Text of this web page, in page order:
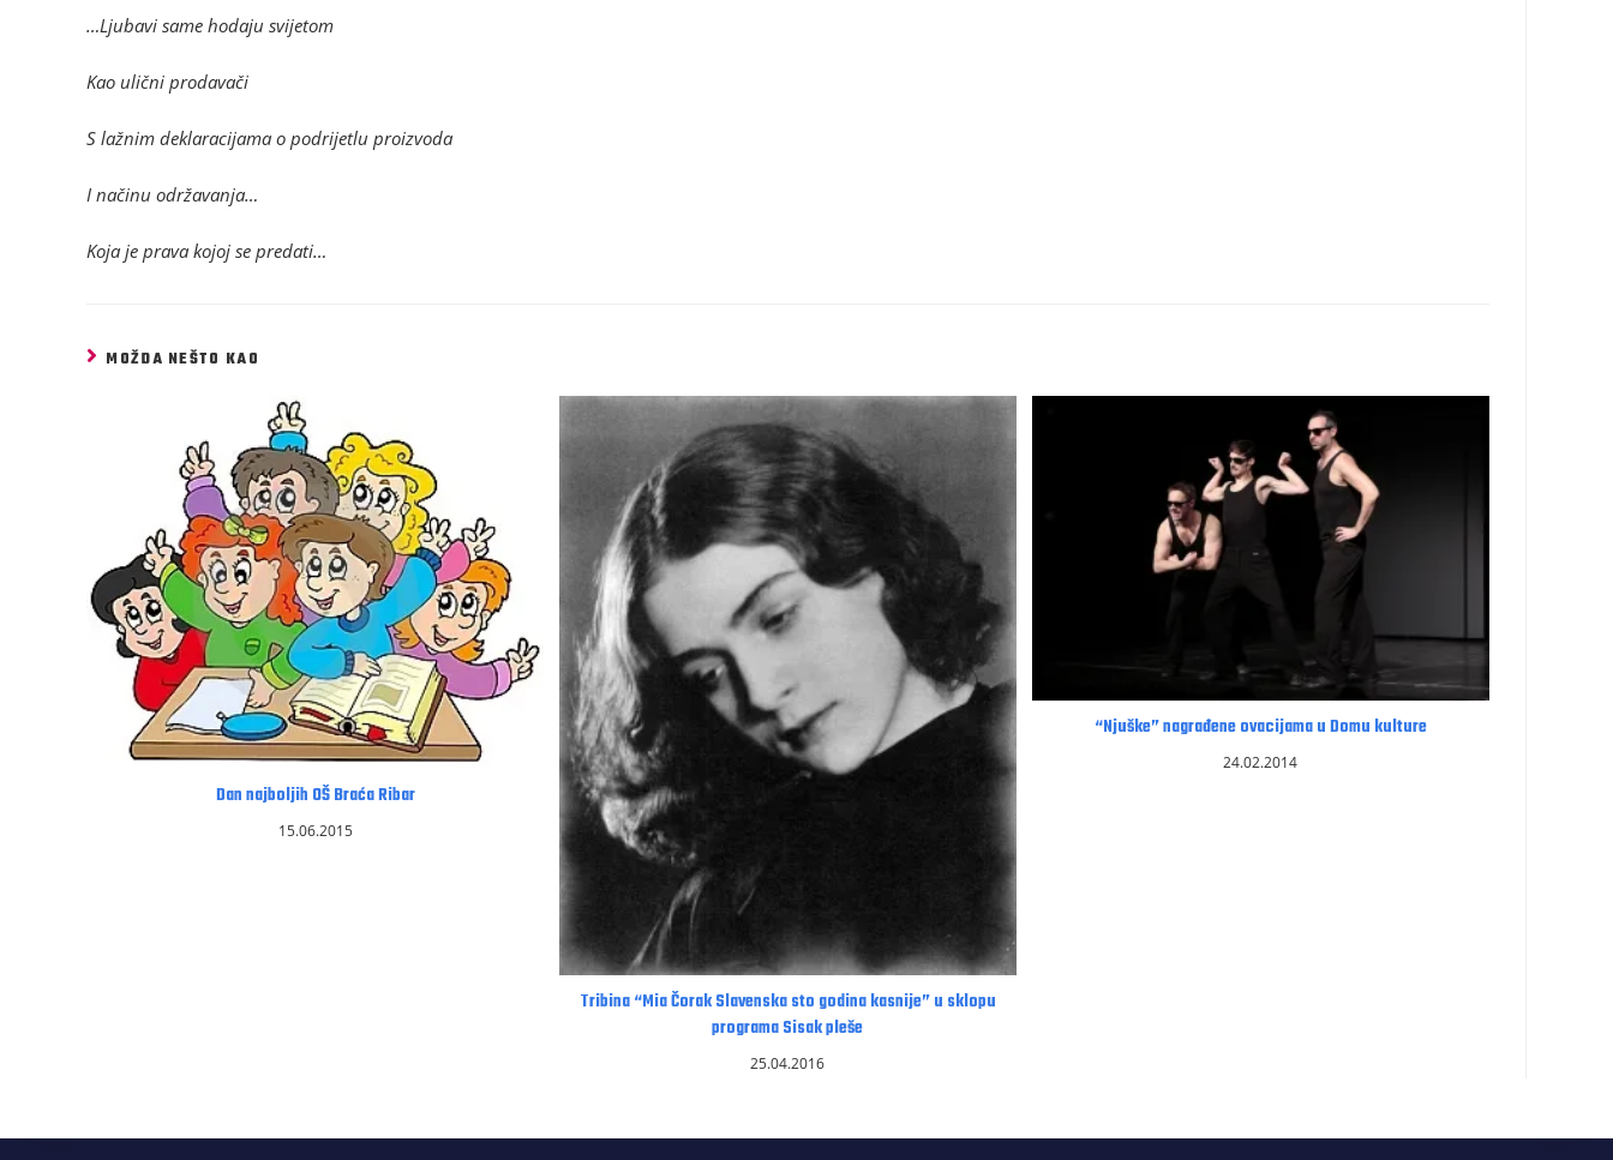
…Ljubavi same hodaju svijetom
Kao ulični prodavači
S lažnim deklaracijama o podrijetlu proizvoda
I načinu održavanja…
Koja je prava kojoj se predati…
MOŽDA NEŠTO KAO
Dan najboljih OŠ Braća Ribar
15.06.2015
Tribina “Mia Čorak Slavenska sto godina kasnije” u sklopu
programa Sisak pleše
25.04.2016
“Njuške” nagrađene ovacijama u Domu kulture
24.02.2014